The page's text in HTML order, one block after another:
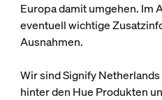
Europa damit umgehen. Im
eventuell wichtige
Ausnahmen.
Wir sind Signify Netherlands
hinter den Hue Produkten